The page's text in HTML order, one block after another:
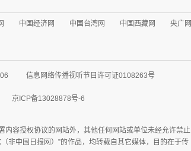
中国经济网 中国台湾网 中国西藏网 央广网
信息网络传播视听节目许可证0108263号
京ICP备13028878号-6
内容授权协议的网站外，其他任何网站或单位未经允许禁止
非中国日报网）”的作品，均转载自其它媒体，目的在于传